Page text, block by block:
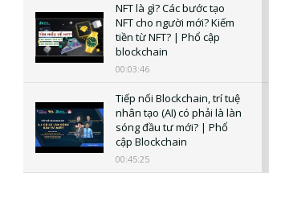
NFT là gì? Các bước tạo
NFT cho người mới? Kiếm
tiền từ NFT? | Phổ cập
blockchain
00:03:46
Tiếp nối Blockchain, trí tuệ
nhân tạo (AI) có phải là làn
sóng đầu tư mới? | Phổ
cập Blockchain
00:45:25